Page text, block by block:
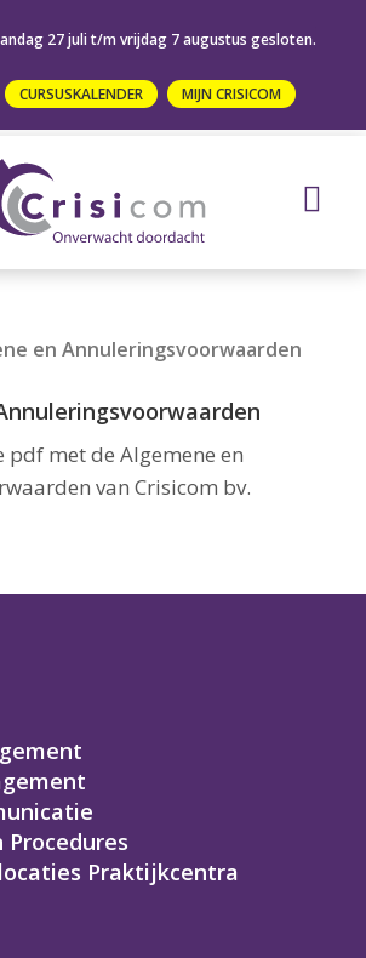
27 juli t/m vrijdag 7 augustus gesloten.
CURSUSKALENDER MIJN CRISICOM
en Annuleringsvoorwaarden
pdf met de Algemene en
van Crisicom bv.
Procedures
Praktijkcentra